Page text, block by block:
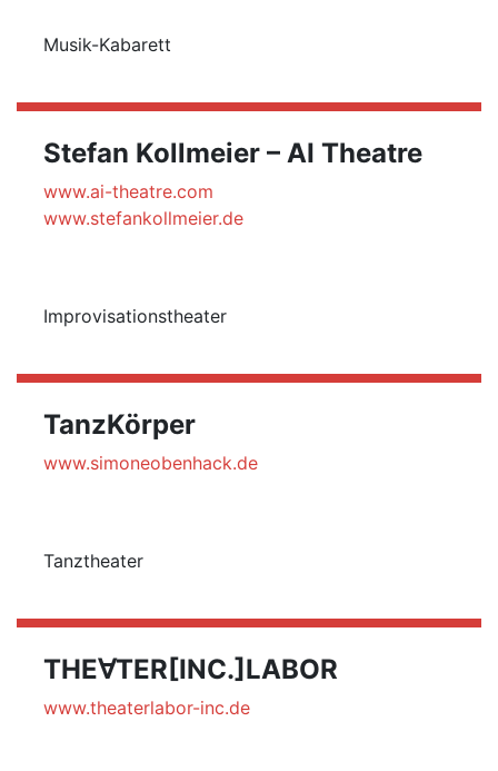
Musik-Kabarett
Stefan Kollmeier – AI Theatre
www.ai-theatre.com
www.stefankollmeier.de
Improvisationstheater
TanzKörper
www.simoneobenhack.de
Tanztheater
THE∀TER[INC.]LABOR
www.theaterlabor-inc.de